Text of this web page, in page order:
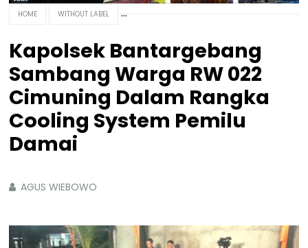
HOME WITHOUT LABEL
Kapolsek Bantargebang
Sambang Warga RW 022
Cimuning Dalam Rangka
Cooling System Pemilu
Damai
AGUS WIEBOWO